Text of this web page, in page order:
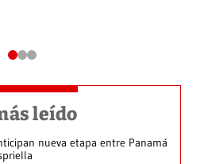
leído
nueva etapa entre Panamá